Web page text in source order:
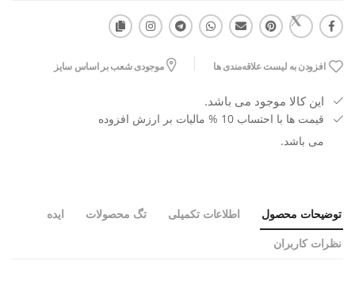
افزودن به لیست علاقه‌مندی ها موجودی شعب بر اساس سایز
این کالا موجود می باشد.
قیمت ها با احتساب 10 % مالیات بر ارزش افزوده
می باشد.
توضیحات محصول اطلاعات تکمیلی تگ محصولات ایده
نظرات کاربران